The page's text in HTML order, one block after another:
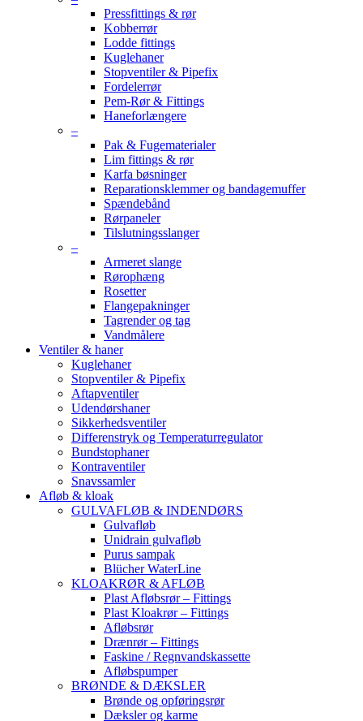
Pressfittings & rør
Kobberrør
Lodde fittings
Kuglehaner
Stopventiler & Pipefix
Fordelerrør
Pem-Rør & Fittings
Haneforlængere
–
Pak & Fugematerialer
Lim fittings & rør
Karfa bøsninger
Reparationsklemmer og bandagemuffer
Spændebånd
Rørpaneler
Tilslutningsslanger
–
Armeret slange
Rørophæng
Rosetter
Flangepakninger
Tagrender og tag
Vandmålere
Ventiler & haner
Kuglehaner
Stopventiler & Pipefix
Aftapventiler
Udendørshaner
Sikkerhedsventiler
Differenstryk og Temperaturregulator
Bundstophaner
Kontraventiler
Snavssamler
Afløb & kloak
GULVAFLØB & INDENDØRS
Gulvafløb
Unidrain gulvafløb
Purus sampak
Blücher WaterLine
KLOAKRØR & AFLØB
Plast Afløbsrør – Fittings
Plast Kloakrør – Fittings
Afløbsrør
Drænrør – Fittings
Faskine / Regnvandskassette
Afløbspumper
BRØNDE & DÆKSLER
Brønde og opføringsrør
Dæksler og karme